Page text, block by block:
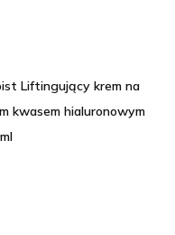
Liftingujący krem na
kwasem hialuronowym